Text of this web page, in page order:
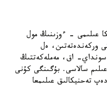
عىلىمى - ءوزىنىڭ مول
وركەندەتەتىن، ەل
سونداي- اق، مەملەكەتتىڭ
عىلىم سالاسى. بۇگىنگى كۇنى
تەحنيكالىق عىلىمعا